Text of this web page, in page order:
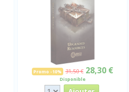
Promo -10% 31,50 € 28,30 €
Disponible